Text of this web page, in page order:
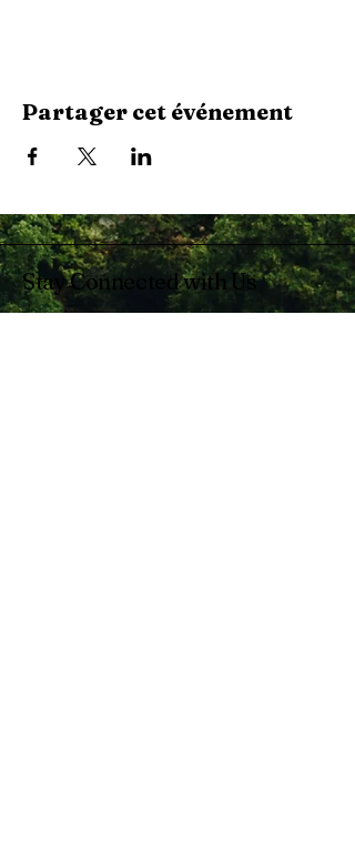
Partager cet événement
Stay Connected with Us